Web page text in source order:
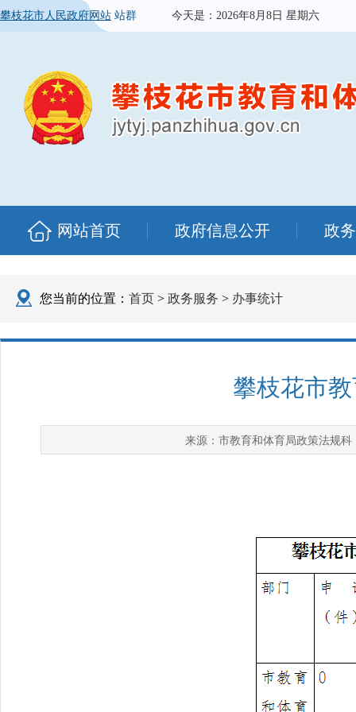
攀枝花市人民政府网站 站群 今天是： 2026年8月8日 星期六
网站首页 政府信息公开 政
您当前的位置： 首页 > 政务服务 > 办事统计
攀枝花市
来源： 市教育和体育局政策法规科